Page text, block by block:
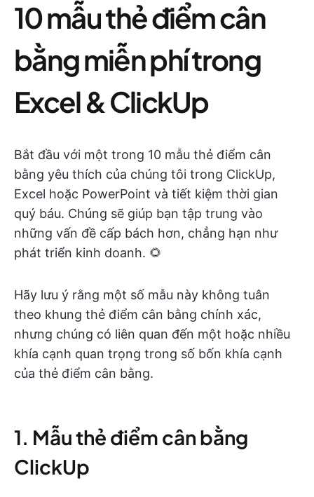
10 mẫu thẻ điểm cân
bằng miễn phí trong
Excel & ClickUp
Bắt đầu với một trong 10 mẫu thẻ điểm cân
bằng yêu thích của chúng tôi trong ClickUp,
Excel hoặc PowerPoint và tiết kiệm thời gian
quý báu. Chúng sẽ giúp bạn tập trung vào
những vấn đề cấp bách hơn, chẳng hạn như
phát triển kinh doanh. 🌻
Hãy lưu ý rằng một số mẫu này không tuân
theo khung thẻ điểm cân bằng chính xác,
nhưng chúng có liên quan đến một hoặc nhiều
khía cạnh quan trọng trong số bốn khía cạnh
của thẻ điểm cân bằng.
1. Mẫu thẻ điểm cân bằng
ClickUp